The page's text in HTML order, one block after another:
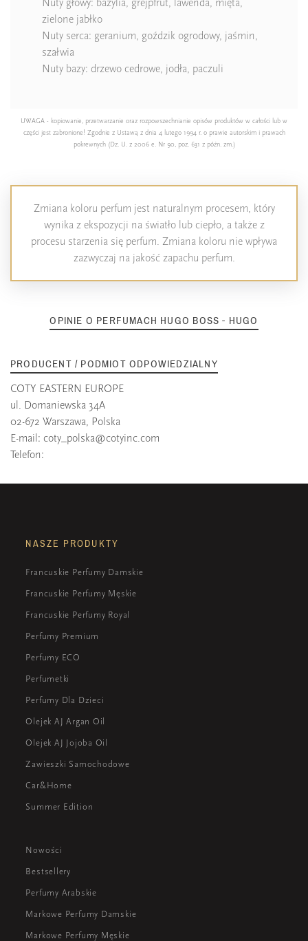
Nuty głowy: bazylia, grejpfrut, lawenda, mięta,
zielone jabłko
Nuty serca: geranium, goździk ogrodowy, jaśmin,
szałwia
Nuty bazy: drzewo cedrowe, jodła, paczuli
UWAGA - kopiowanie, przetwarzanie oraz rozpowszechnianie opisów produktów w całości lub w
części jest zabronione! Zgodnie z Ustawą z dnia 4 lutego 1994 r. o prawie autorskim i prawach
pokrewnych (Dz. U. z 2006 e. Nr 90, poz. 631 z późn. zm.)
Zmiana koloru perfum jest naturalnym procesem, który
wynika z ekspozycji na światło lub ciepło, a także z
procesu starzenia się perfum. Zmiana koloru nie wpływa
zazwyczaj na jakość zapachu perfum.
OPINIE O PERFUMACH HUGO BOSS - HUGO
PRODUCENT / PODMIOT ODPOWIEDZIALNY
COTY EASTERN EUROPE
ul. Domaniewska 34A
02-672 Warszawa, Polska
E-mail: coty_polska@cotyinc.com
Telefon:
NASZE PRODUKTY
Francuskie Perfumy Damskie
Francuskie Perfumy Męskie
Francuskie Perfumy Royal
Perfumy Premium
Perfumy ECO
Perfumetki
Perfumy Dla Dzieci
Olejek AJ Argan Oil
Olejek AJ Jojoba Oil
Zawieszki Samochodowe
Car&Home
Summer Edition
Nowości
Bestsellery
Perfumy Arabskie
Markowe Perfumy Damskie
Markowe Perfumy Męskie